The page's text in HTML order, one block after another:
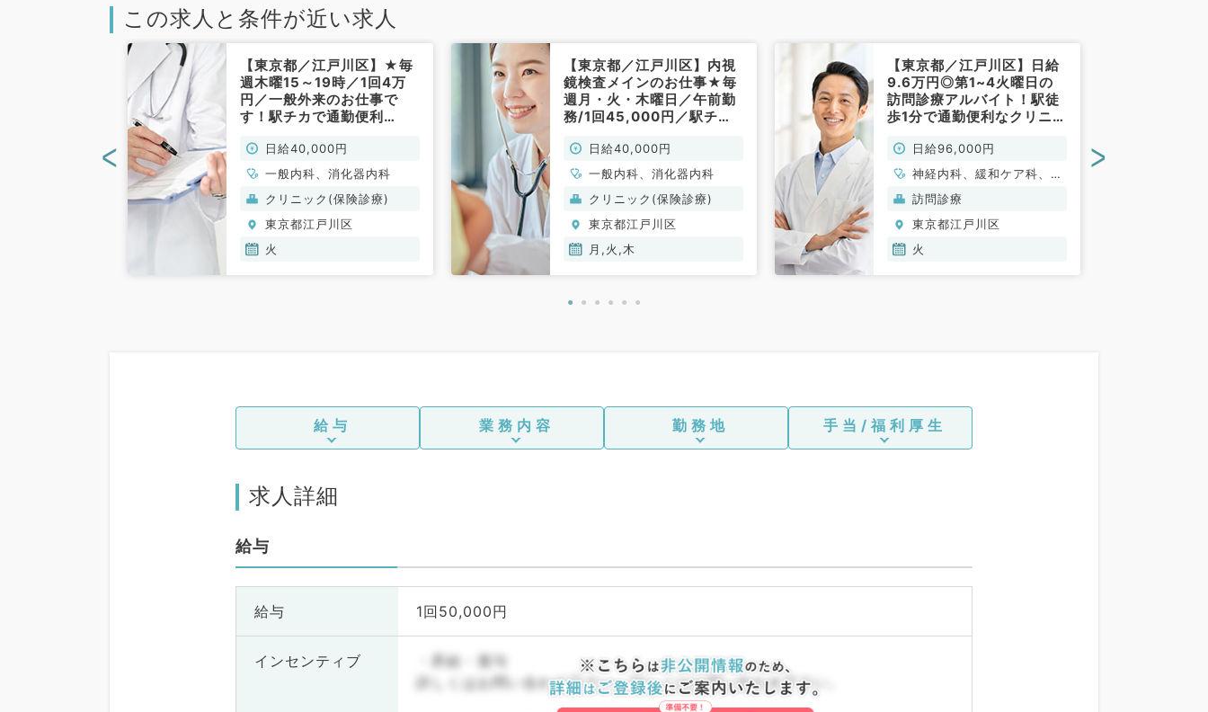
この求人と条件が近い求人
【東京都／江戸川区】★毎
週木曜15～19時／1回4万
円／一般外来のお仕事で
す！駅チカで通勤便利
日給40,000円
一般内科、消化器内科
クリニック(保険診療)
東京都江戸川区
火
【東京都／江戸川区】内視
鏡検査メインのお仕事★毎
週月・火・木曜日／午前勤
務/1回45,000円／駅チカ
科・一般内科／非常勤）
日給40,000円
一般内科、消化器内科
クリニック(保険診療)
東京都江戸川区
月,火,木
【東京都／江戸川区】日給
9.6万円◎第1~4火曜日の
訪問診療アルバイト！駅徒
歩1分で通勤便利なクリニッ
非常勤）
日給96,000円
神経内科、緩和ケア科、一
般内科、循環器内科、呼吸
器内科、消化器内科、内分
泌・代謝内科、腎臓内科、
老年内科、血液内科、膠原
訪問診療
東京都江戸川区
火
< >
給与 業務内容 勤務地 手当/福利厚生
求人詳細
給与
給与 1回50,000円
インセンティブ
・昇給・賞与
詳しくはお問い合わせ下さい。詳しくはお問い合わせ下さい。